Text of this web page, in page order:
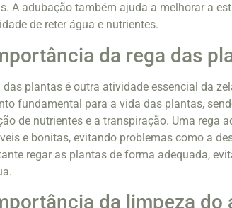
A adubação também ajuda a melhorar a
de reter água e nutrientes.
da rega das
das plantas é outra atividade essencial da
fundamental para a vida das plantas,
de nutrientes e a transpiração. Uma rega
e bonitas, evitando problemas como a
regar as plantas de forma adequada,
da limpeza do